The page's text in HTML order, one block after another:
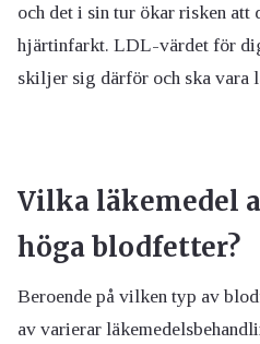
och det i sin tur ökar risken att
hjärtinfarkt. LDL-värdet för
skiljer sig därför och ska vara
Vilka läkemedel
höga blodfetter?
Beroende på vilken typ av
av varierar